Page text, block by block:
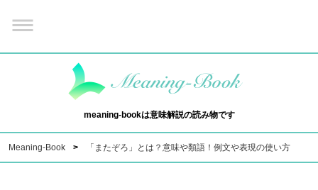
meaning-bookは意味解説の読み物です
Meaning-Book 「またぞろ」とは？意味や類語！例文や表現の使い方